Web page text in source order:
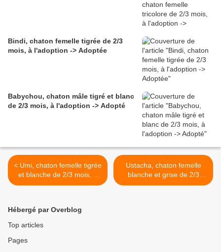
Bindi, chaton femelle tigrée de 2/3
mois, à l'adoption -> Adoptée
Babychou, chaton mâle tigré et blanc
de 2/3 mois, à l'adoption -> Adopté
< Umi, chaton femelle tigrée
et blanche de 2/3 mois, à
l'adoption -> adoptée avec
Ustacha, chaton femelle
blanche et grise de 2/3
mois, à l'adoption ->
Hébergé par Overblog
Top articles
Pages